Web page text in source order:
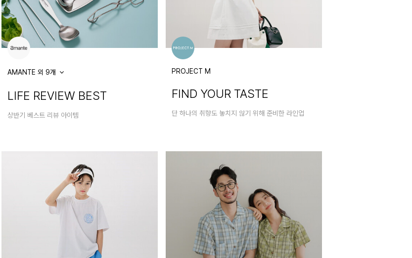
AMANTE 외 9개
LIFE REVIEW BEST
상반기 베스트 리뷰 아이템
PROJECT M
FIND YOUR TASTE
단 하나의 취향도 놓치지 않기 위해 준비한 라인업